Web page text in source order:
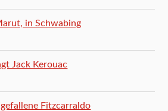
in Schwabing
Jack Kerouac
Fitzcarraldo